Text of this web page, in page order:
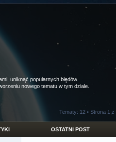
uniknąć popularnych błędów.
nowego tematu w tym dziale.
Tematy: 12 • Strona 1 z
OSTATNI POST